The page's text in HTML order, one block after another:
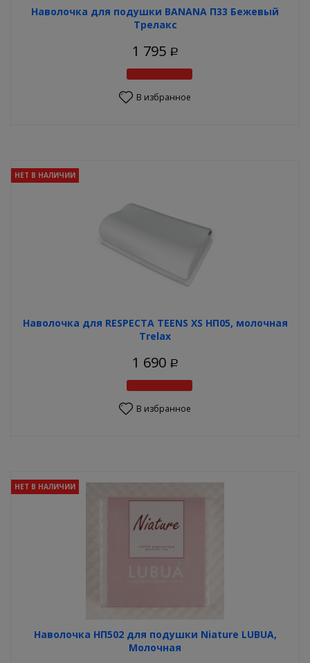
Наволочка для подушки BANANA П33 Бежевый
Трелакс
1 795 Р
В избранное
Наволочка для RESPECTA TEENS XS НП05, молочная
Trelax
НЕТ В НАЛИЧИИ
1 690 Р
В избранное
Наволочка НП502 для подушки Niature LUBUA,
Молочная
НЕТ В НАЛИЧИИ